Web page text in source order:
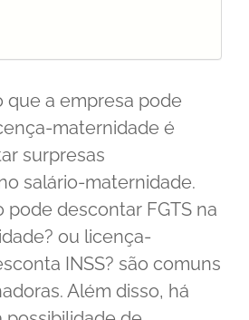
que a empresa pode
maternidade é
surpresas
salário-maternidade.
pode descontar FGTS na
ou licença-
INSS? são comuns
Além disso, há